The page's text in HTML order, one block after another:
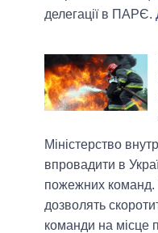
делегації в ПАРЄ.
Міністерство
впровадити в
пожежних команд.
дозволять
команди на місце